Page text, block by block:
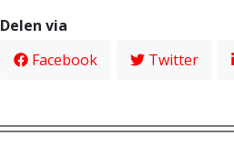
Delen via
Facebook
Twitter